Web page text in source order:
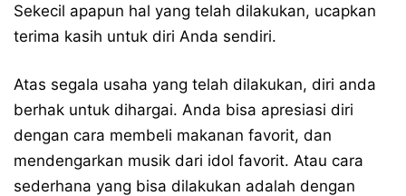
Sekecil apapun hal yang telah dilakukan, ucapkan
terima kasih untuk diri Anda sendiri.
Atas segala usaha yang telah dilakukan, diri anda
berhak untuk dihargai. Anda bisa apresiasi diri
dengan cara membeli makanan favorit, dan
mendengarkan musik dari idol favorit. Atau cara
sederhana yang bisa dilakukan adalah dengan